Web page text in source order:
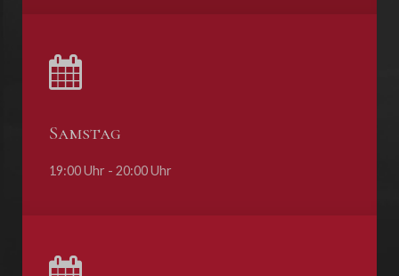
Samstag
19:00 Uhr - 20:00 Uhr